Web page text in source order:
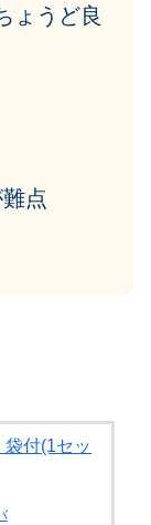
ょうど良
点
付(1セッ